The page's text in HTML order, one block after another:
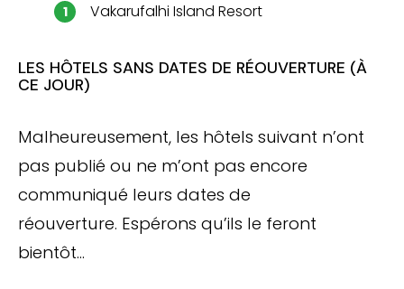
Vakarufalhi Island Resort
LES HÔTELS SANS DATES DE RÉOUVERTURE (À
CE JOUR)
Malheureusement, les hôtels suivant n’ont
pas publié ou ne m’ont pas encore
communiqué leurs dates de
réouverture. Espérons qu’ils le feront
bientôt…